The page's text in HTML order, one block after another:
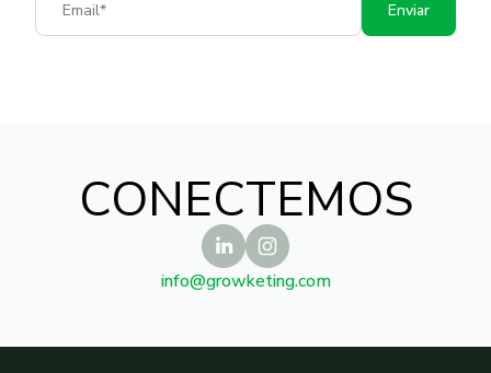
Enviar
CONECTEMOS
info@growketing.com